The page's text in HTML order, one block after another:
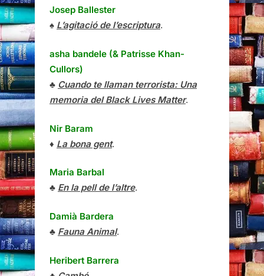
Josep Ballester
♠ L’agitació de l’escriptura.
asha bandele (& Patrisse Khan-
Cullors)
♣ Cuando te llaman terrorista: Una
memoria del Black Lives Matter.
Nir Baram
♦ La bona gent.
Maria Barbal
♣ En la pell de l’altre.
Damià Bardera
♣ Fauna Animal.
Heribert Barrera